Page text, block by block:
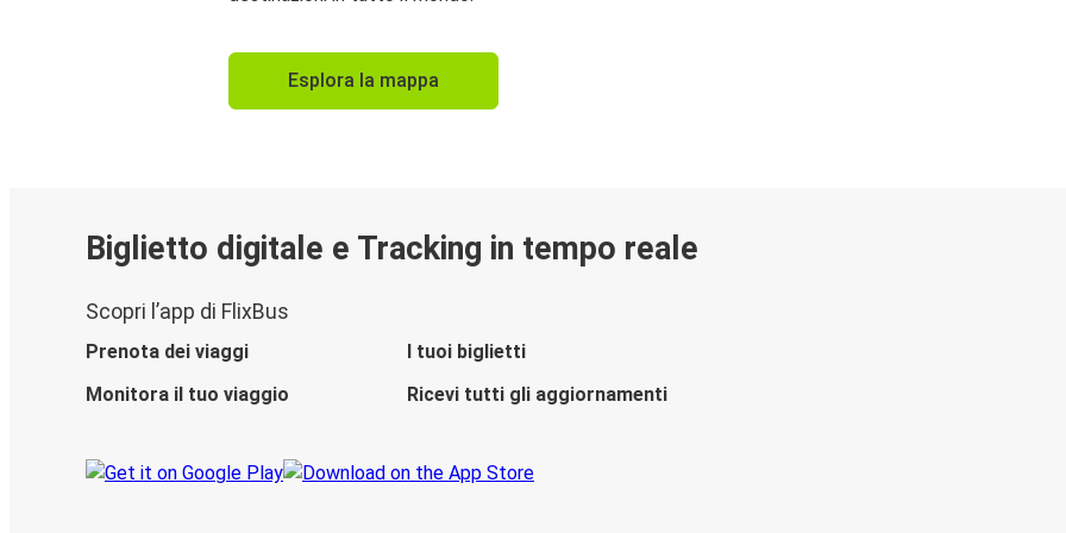
Esplora la mappa
Biglietto digitale e Tracking in tempo reale
Scopri l’app di FlixBus
Prenota dei viaggi
I tuoi biglietti
Monitora il tuo viaggio
Ricevi tutti gli aggiornamenti